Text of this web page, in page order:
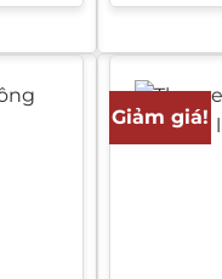
Giảm giá!